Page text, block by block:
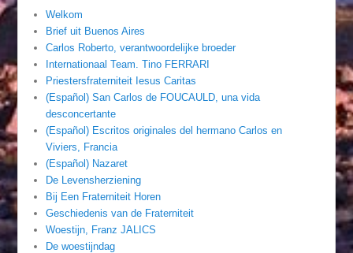
Welkom
Brief uit Buenos Aires
Carlos Roberto, verantwoordelijke broeder
Internationaal Team. Tino FERRARI
Priestersfraterniteit Iesus Caritas
(Español) San Carlos de FOUCAULD, una vida
desconcertante
(Español) Escritos originales del hermano Carlos en
Viviers, Francia
(Español) Nazaret
De Levensherziening
Bij Een Fraterniteit Horen
Geschiedenis van de Fraterniteit
Woestijn, Franz JALICS
De woestijndag